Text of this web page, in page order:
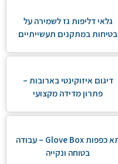
גלאי דליפות גז לשמירה על
בטיחות במתקנים תעשייתיים
דיגום איזוקינטי בארובות –
פתרון מדידה מקצועי
תא כפפות Glove Box – עבודה
בטוחה ונקייה